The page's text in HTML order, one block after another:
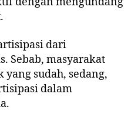
dari
Sebab, masyarakat
yang sudah, sedang,
dalam